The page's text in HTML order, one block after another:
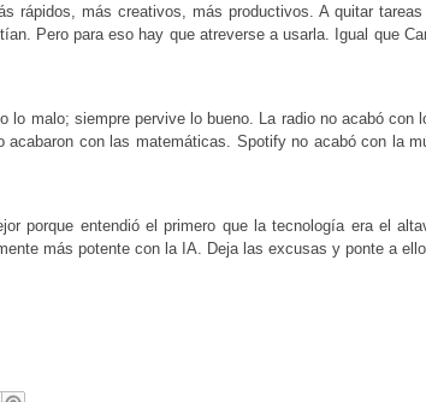
rápidos, más creativos, más productivos. A quitar
Pero para eso hay que atreverse a usarla. Igual que
lo malo; siempre pervive lo bueno. La radio no acabó
con las matemáticas. Spotify no acabó con la
porque entendió el primero que la tecnología era el
más potente con la IA. Deja las excusas y ponte a ello.